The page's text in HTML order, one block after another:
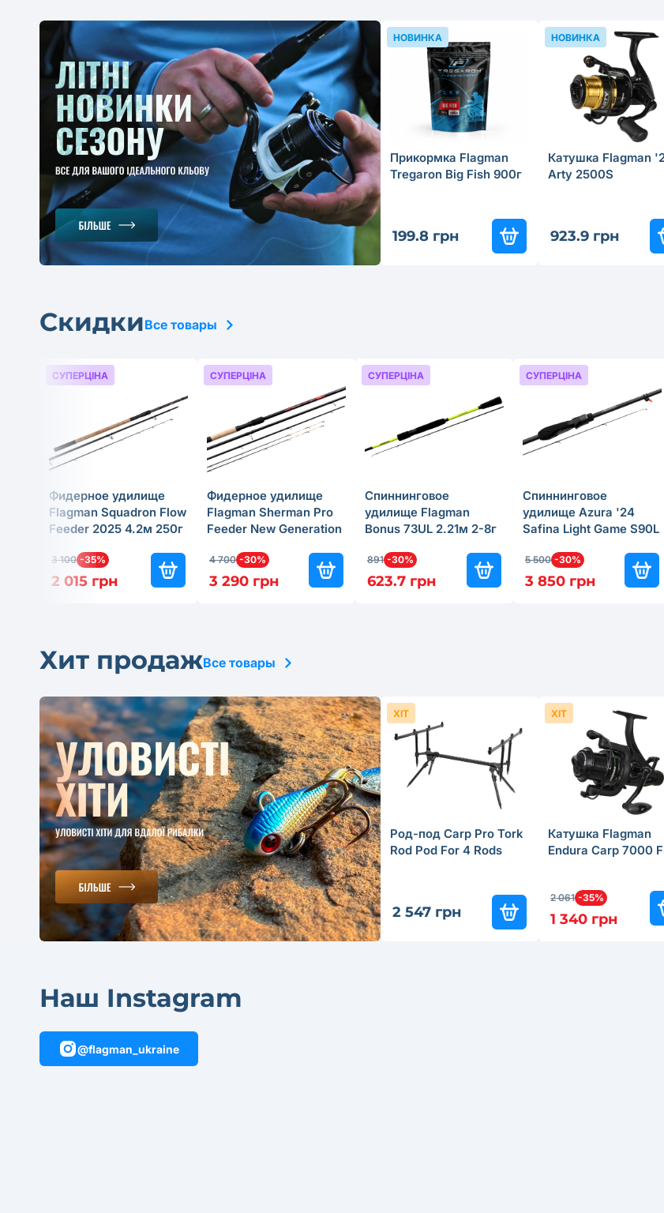
Прикормка Flagman
Tregaron Big Fish 900г
199.8 грн
НОВИНКА
Катушка Flagman
Arty 2500S
923.9 грн
НОВИНКА
СкидкиВсе товары
Спиннинговое
удилище Azura '24
Safina Light Game S90L
5 500 -30%
3 850 грн
СУПЕРЦІНА
Спиннинговое
удилище Flagman
Bonus 73UL 2.21м 2-8г
891 -30%
623.7 грн
СУПЕРЦІНА
Фидерное удилище
Flagman Sherman Pro
Feeder New Generation
4 700 -30%
3 290 грн
СУПЕРЦІНА
Фидерное удилище
Flagman Squadron Flow
Feeder 2025 4.2м 250г
3 100 -35%
2 015 грн
СУПЕРЦІНА
Хит продажВсе товары
Род-под Carp Pro Tork
Rod Pod For 4 Rods
2 547 грн
ХІТ
Катушка Flagman
Endura Carp 7000
2 061 -35%
1 340 грн
ХІТ
Наш Instagram
@flagman_ukraine